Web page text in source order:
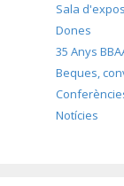
Sala
Dones
35 Anys
Beques,
Notícies